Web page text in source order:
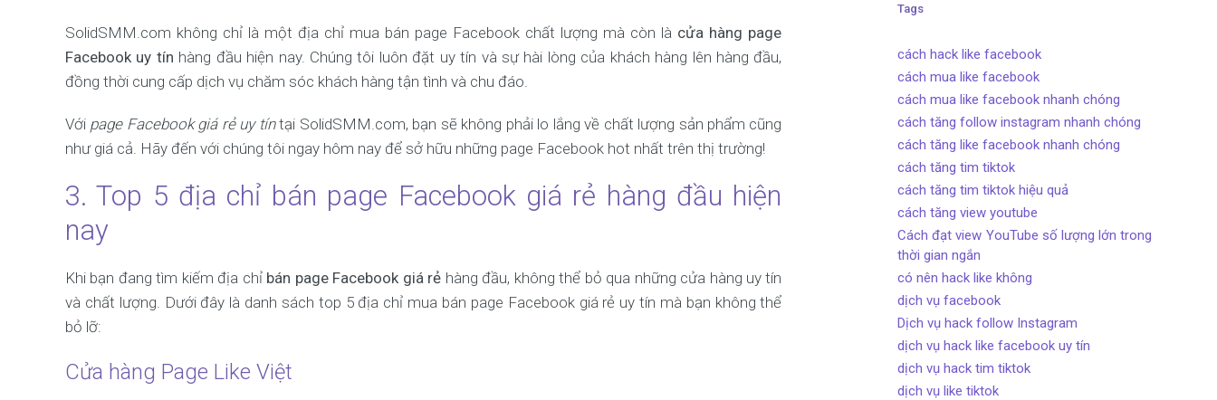
SolidSMM.com không chỉ là một địa chỉ mua bán page Facebook chất lượng mà còn là cửa hàng page
Facebook uy tín hàng đầu hiện nay. Chúng tôi luôn đặt uy tín và sự hài lòng của khách hàng lên hàng đầu,
đồng thời cung cấp dịch vụ chăm sóc khách hàng tận tình và chu đáo.
Với page Facebook giá rẻ uy tíntại SolidSMM.com, bạn sẽ không phải lo lắng về chất lượng sản phẩm cũng
như giá cả. Hãy đến với chúng tôi ngay hôm nay để sở hữu những page Facebook hot nhất trên thị trường!
3. Top 5 địa chỉ bán page Facebook giá rẻ hàng đầu hiện
nay
Khi bạn đang tìm kiếm địa chỉ bán page Facebook giá rẻ hàng đầu, không thể bỏ qua những cửa hàng uy tín
và chất lượng. Dưới đây là danh sách top 5 địa chỉ mua bán page Facebook giá rẻ uy tín mà bạn không thể
bỏ lỡ:
Cửa hàng Page Like Việt
Tags
cách hack like facebook
cách mua like facebook
cách mua like facebook nhanh chóng
cách tăng follow instagram nhanh chóng
cách tăng like facebook nhanh chóng
cách tăng tim tiktok
cách tăng tim tiktok hiệu quả
cách tăng view youtube
Cách đạt view YouTube số lượng lớn trong
thời gian ngắn
có nên hack like không
dịch vụ facebook
Dịch vụ hack follow Instagram
dịch vụ hack like facebook uy tín
dịch vụ hack tim tiktok
dịch vụ like tiktok